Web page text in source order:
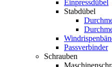
Einpressdübel
Stabdübel
Passverbinder
Schrauben